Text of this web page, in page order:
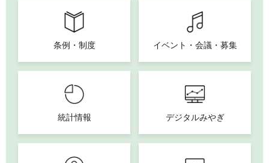
条例・制度 イベント・会議・募集
統計情報 デジタルみやぎ